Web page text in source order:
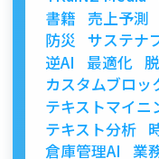
書籍
売上予測
防災 サステナ
逆AI
最適化
カスタムブロッ
テキストマイニ
テキスト分析
倉庫管理AI
業